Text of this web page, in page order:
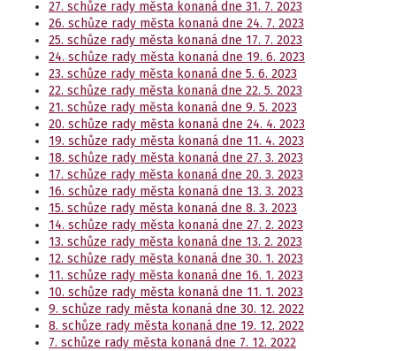
27. schůze rady města konaná dne 31. 7. 2023
26. schůze rady města konaná dne 24. 7. 2023
25. schůze rady města konaná dne 17. 7. 2023
24. schůze rady města konaná dne 19. 6. 2023
23. schůze rady města konaná dne 5. 6. 2023
22. schůze rady města konaná dne 22. 5. 2023
21. schůze rady města konaná dne 9. 5. 2023
20. schůze rady města konaná dne 24. 4. 2023
19. schůze rady města konaná dne 11. 4. 2023
18. schůze rady města konaná dne 27. 3. 2023
17. schůze rady města konaná dne 20. 3. 2023
16. schůze rady města konaná dne 13. 3. 2023
15. schůze rady města konaná dne 8. 3. 2023
14. schůze rady města konaná dne 27. 2. 2023
13. schůze rady města konaná dne 13. 2. 2023
12. schůze rady města konaná dne 30. 1. 2023
11. schůze rady města konaná dne 16. 1. 2023
10. schůze rady města konaná dne 11. 1. 2023
9. schůze rady města konaná dne 30. 12. 2022
8. schůze rady města konaná dne 19. 12. 2022
7. schůze rady města konaná dne 7. 12. 2022